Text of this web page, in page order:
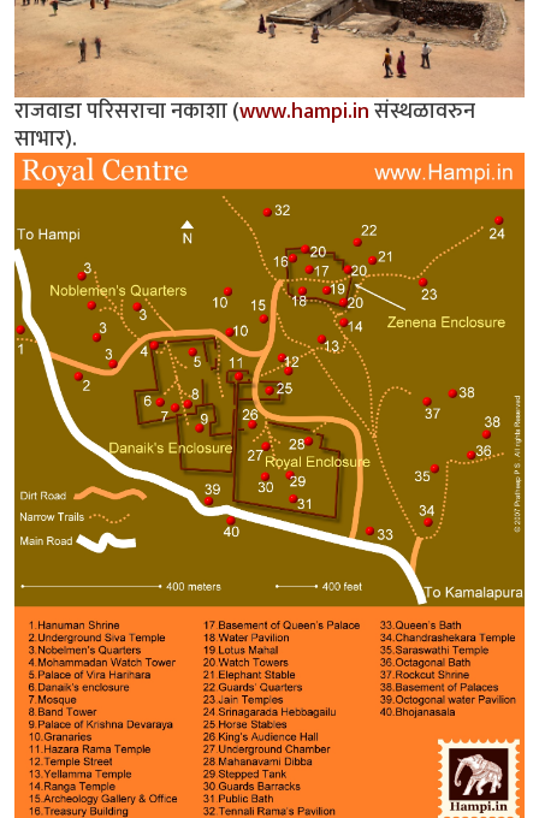
राजवाडा परिसराचा नकाशा (www.hampi.inसंस्थळावरुन
साभार).